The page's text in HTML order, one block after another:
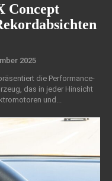
Concept
2025
die Performance-
das in jeder Hinsicht
und...